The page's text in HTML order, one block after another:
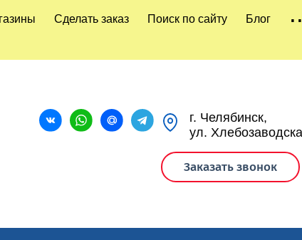
Сделать заказ Поиск по сайту Блог
г. Челябинск,
ул.
Заказать звонок